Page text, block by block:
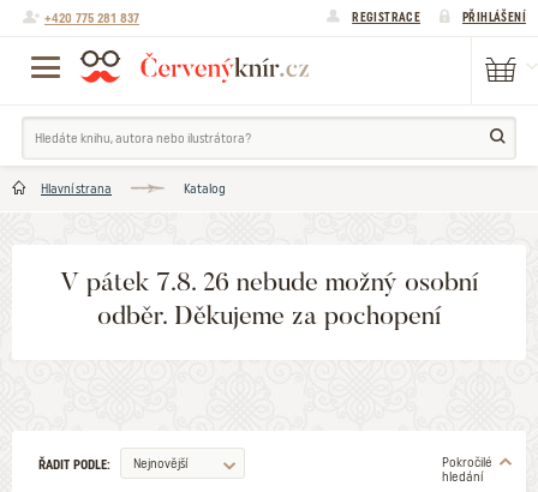
+420 775 281 837 REGISTRACE PŘIHLÁŠENÍ
Hlavní strana Katalog
V pátek 7.8. 26 nebude možný osobní
odběr. Děkujeme za pochopení
Pokročilé
hledání
ŘADIT PODLE: Nejnovější